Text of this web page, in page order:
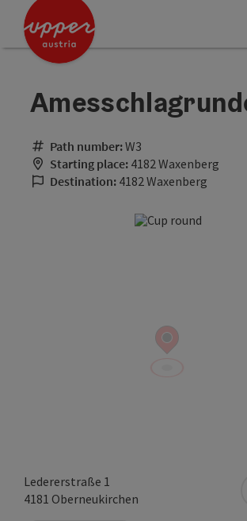
Accesskey
Accesskey
Path number:W3
Starting place: 4182 Waxenberg
Destination: 4182 Waxenberg
Ledererstraße 1
4181 Oberneukirchen